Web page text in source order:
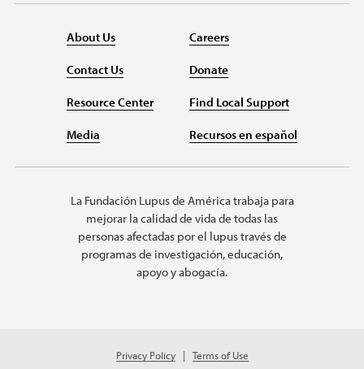
About Us
Contact Us
Resource Center
Media
Careers
Donate
Find Local Support
Recursos en español
La Fundación Lupus de América trabaja para
mejorar la calidad de vida de todas las
personas afectadas por el lupus través de
programas de investigación, educación,
apoyo y abogacía.
Privacy Policy Terms of Use